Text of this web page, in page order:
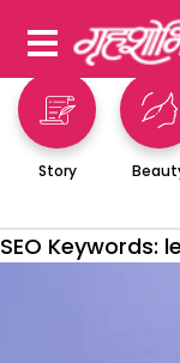
Story
SEO Keywords: